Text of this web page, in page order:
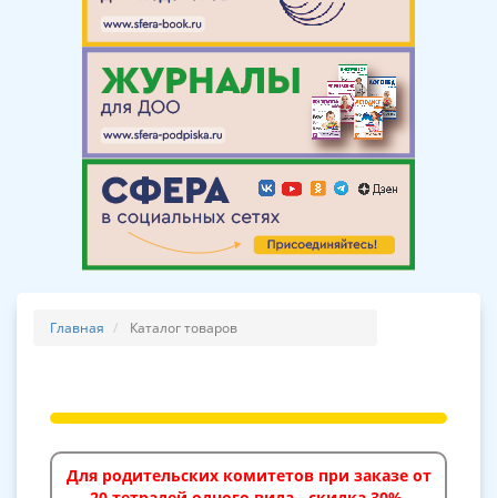
Главная Каталог товаров
Для родительских комитетов при заказе от